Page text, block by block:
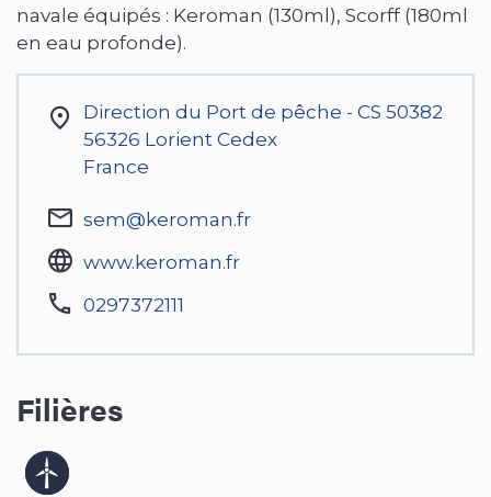
navale équipés : Keroman (130ml), Scorff (180ml
en eau profonde).
Direction du Port de pêche - CS 50382
56326 Lorient Cedex
France
sem@keroman.fr
www.keroman.fr
0297372111
Filières